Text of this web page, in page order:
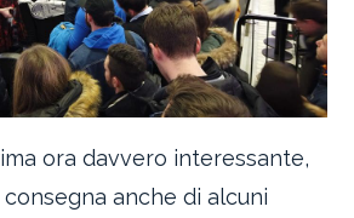
ora davvero interessante,
anche di alcuni